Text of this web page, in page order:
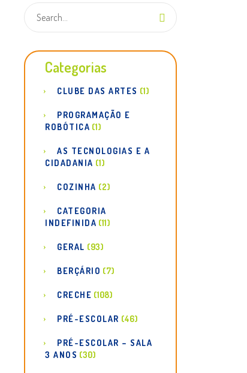
Categorias
CLUBE DAS ARTES (1)
PROGRAMAÇÃO E
ROBÓTICA (1)
AS TECNOLOGIAS E A
CIDADANIA (1)
COZINHA (2)
CATEGORIA
INDEFINIDA (11)
GERAL (93)
BERÇÁRIO (7)
CRECHE (108)
PRÉ-ESCOLAR (46)
PRÉ-ESCOLAR – SALA
3 ANOS (30)